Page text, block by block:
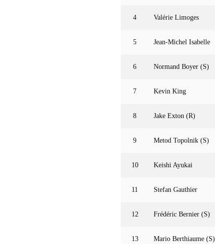
4 Valérie Limoges
5 Jean-Michel Isabelle
6 Normand Boyer (S)
7 Kevin King
8 Jake Exton (R)
9 Metod Topolnik (S)
10 Keishi Ayukai
11 Stefan Gauthier
12 Frédéric Bernier (S)
13 Mario Berthiaume (S)